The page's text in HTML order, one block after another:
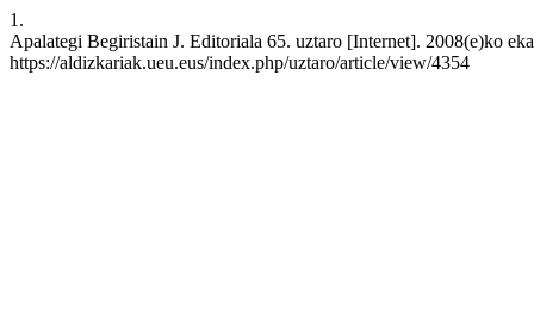
1.
Apalategi Begiristain J. Editoriala 65. uztaro [Internet]. 2008(e)ko
https://aldizkariak.ueu.eus/index.php/uztaro/article/view/4354